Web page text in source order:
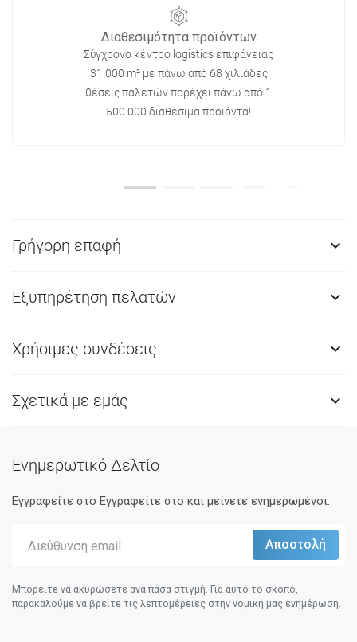
Διαθεσιμότητα προϊόντων
Σύγχρονο κέντρο logistics επιφάνειας
31 000 m² με πάνω από 68 χιλιάδες
θέσεις παλετών παρέχει πάνω από 1
500 000 διαθέσιμα προϊόντα!
Γρήγορη επαφή 
Εξυπηρέτηση πελατών 
Χρήσιμες συνδέσεις 
Σχετικά με εμάς 
Ενημερωτικό Δελτίο
Εγγραφείτε στο Eγγραφείτε στο και μείνετε ενημερωμένοι.
Μπορείτε να ακυρώσετε ανά πάσα στιγμή. Για αυτό το σκοπό,
παρακαλούμε να βρείτε τις λεπτομέρειες στην νομική μας ενημέρωση.